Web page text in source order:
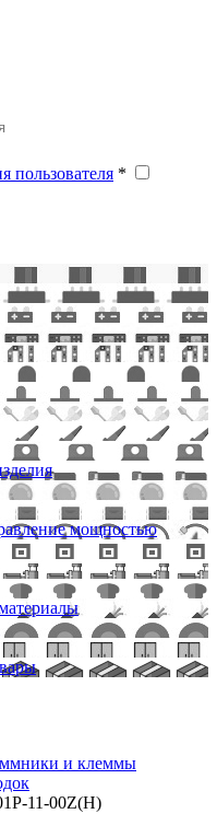
пользователя *
мощностью
и клеммы
11-00Z(H)